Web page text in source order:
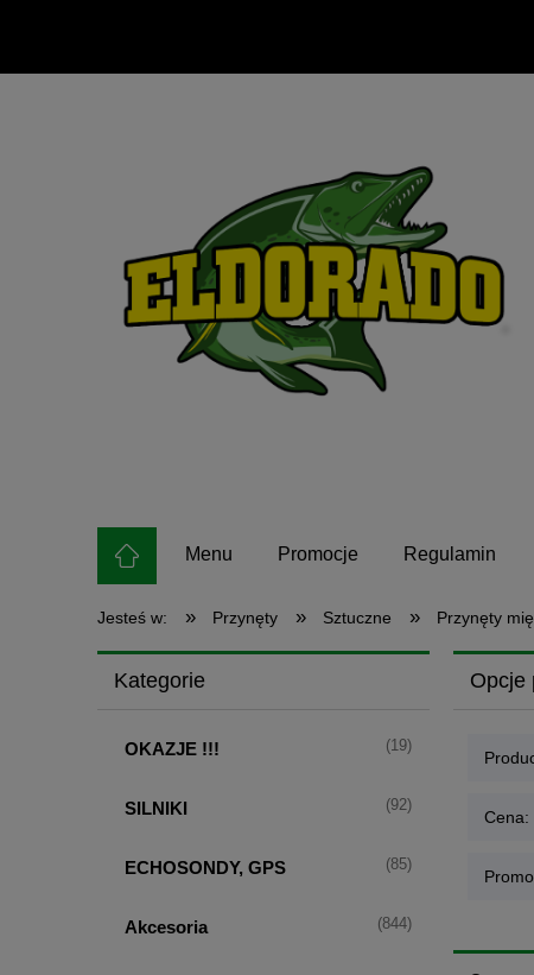
Menu Promocje Regulamin
Jesteś w: » Przynęty » Sztuczne » Przynęty
Kategorie
OKAZJE !!! (19)
SILNIKI (92)
ECHOSONDY, GPS (85)
Akcesoria (844)
Opcje
Cena: